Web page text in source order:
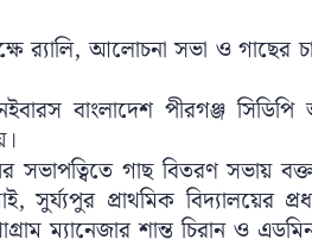
র‌্যালি, আলোচনা সভা ও গাছের
বাংলাদেশ পীরগঞ্জ
সভাপত্বিতে গাছ বিতরণ সভায়
সুর্য্যপুর প্রাথমিক বিদ্যালয়ের
ম্যানেজার শান্ত চিরান ও